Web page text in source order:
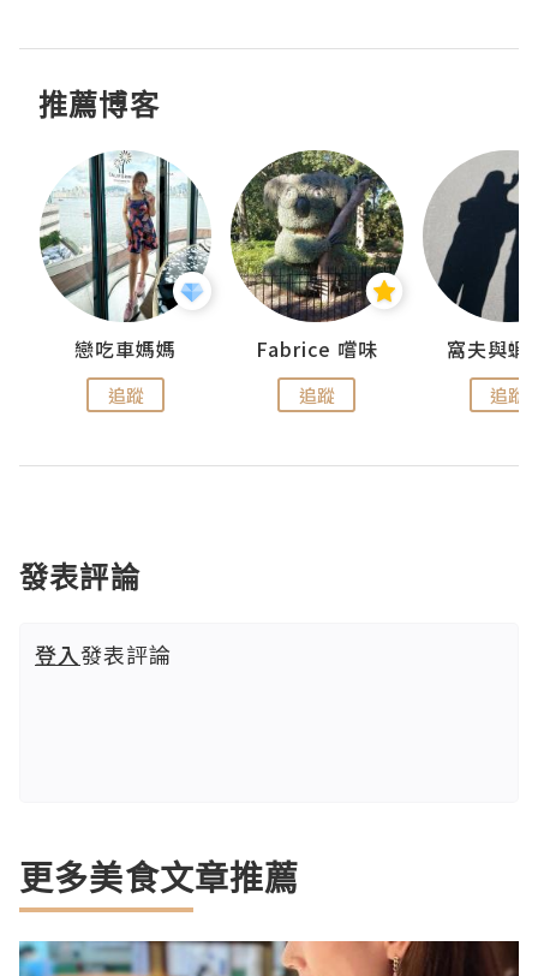
推薦博客
戀吃車媽媽
追蹤
Fabrice 嚐味
追蹤
窩夫與蝦
追蹤
發表評論
登入發表評論
更多美食文章推薦